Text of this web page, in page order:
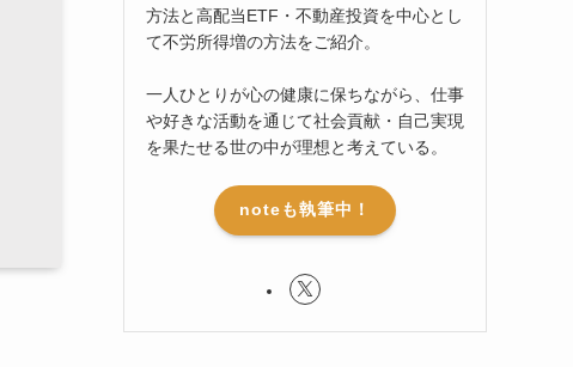
方法と高配当ETF・不動産投資を中心とし
て不労所得増の方法をご紹介。
一人ひとりが心の健康に保ちながら、仕事
や好きな活動を通じて社会貢献・自己実現
を果たせる世の中が理想と考えている。
noteも執筆中！